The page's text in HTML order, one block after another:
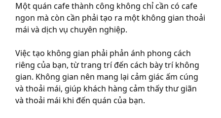
Một quán cafe thành công không chỉ cần có cafe
ngon mà còn cần phải tạo ra một không gian thoải
mái và dịch vụ chuyên nghiệp.
Việc tạo không gian phải phản ánh phong cách
riêng của bạn, từ trang trí đến cách bày trí không
gian. Không gian nên mang lại cảm giác ấm cúng
và thoải mái, giúp khách hàng cảm thấy thư giãn
và thoải mái khi đến quán của bạn.